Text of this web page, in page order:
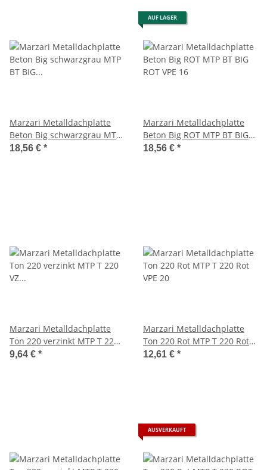
Marzari Metalldachplatte
Beton Big schwarzgrau MTP
BT BIG SG VPE 16
18,56 € *
AUF LAGER
Marzari Metalldachplatte
Beton Big ROT MTP BT BIG
ROT VPE 16
18,56 € *
Marzari Metalldachplatte
Ton 220 verzinkt MTP T 220
VZ VPE 20
9,64 € *
Marzari Metalldachplatte
Ton 220 Rot MTP T 220 Rot
VPE 20
12,61 € *
AUSVERKAUFT